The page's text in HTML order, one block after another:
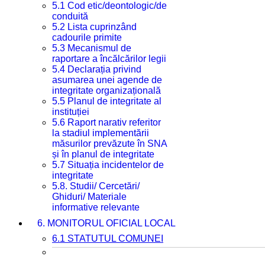
5.1 Cod etic/deontologic/de
conduită
5.2 Lista cuprinzând
cadourile primite
5.3 Mecanismul de
raportare a încălcărilor legii
5.4 Declarația privind
asumarea unei agende de
integritate organizațională
5.5 Planul de integritate al
instituției
5.6 Raport narativ referitor
la stadiul implementării
măsurilor prevăzute în SNA
și în planul de integritate
5.7 Situația incidentelor de
integritate
5.8. Studii/ Cercetări/
Ghiduri/ Materiale
informative relevante
6. MONITORUL OFICIAL LOCAL
6.1 STATUTUL COMUNEI